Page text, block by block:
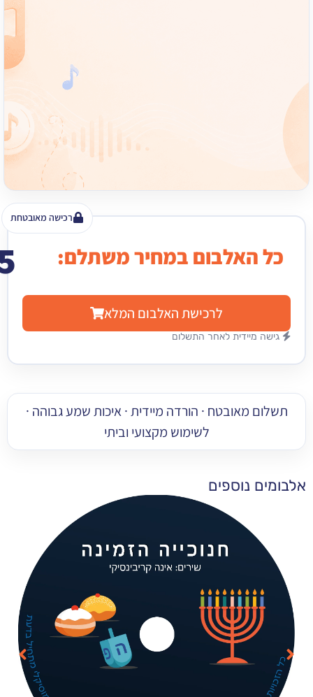
רכישה מאובטחת
האלבום במחיר משתלם: ₪ 15
לרכישת האלבום המלא
מיידית לאחר התשלום
מאובטח · הורדה מיידית · איכות שמע גבוהה ·
לשימוש מקצועי וביתי
נוספים